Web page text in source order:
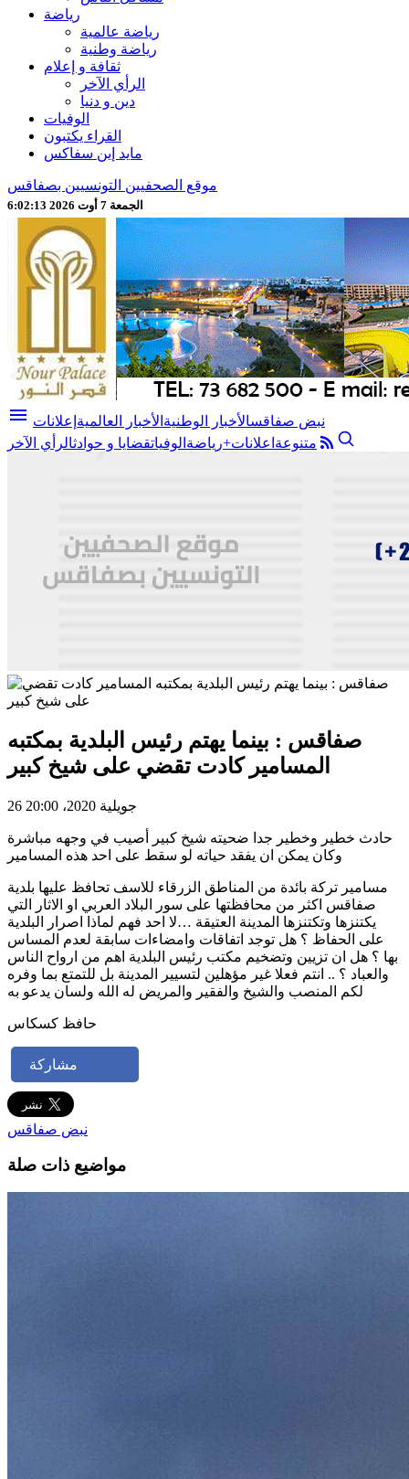
رياضة
رياضة عالمية
رياضة وطنية
ثقافة و إعلام
الرأي الآخر
دين و دنيا
الوفيات
القراء يكتبون
مايد إين سفاكس
موقع الصحفيين التونسيين بصفاقس
الجمعة 7 أوت 2026 6:02:15
menu نبض صفاقسالأخبار الوطنية الأخبار العالمية إعلانات
متنوعة اعلانات+رياضة الوفياتقضايا و حوادثالرأي الآخر
صفاقس : بينما يهتم رئيس البلدية بمكتبه
المسامير كادت تقضي على شيخ كبير
26 جويلية 2020، 20:00
حادث خطير وخطير جدا ضحيته شيخ كبير أصيب في وجهه مباشرة
وكان يمكن ان يفقد حياته لو سقط على احد هذه المسامير
مسامير تركة بائدة من المناطق الزرقاء للاسف تحافظ عليها بلدية
صفاقس اكثر من محافظتها على سور البلاد العربي او الاثار التي
يكتنزها وتكتنزها المدينة العتيقة …لا احد فهم لماذا اصرار البلدية
على الحفاظ ؟ هل توجد اتفاقات وامضاءات سابقة لعدم المساس
بها ؟ هل ان تزيين وتضخيم مكتب رئيس البلدية اهم من ارواح الناس
والعباد ؟ .. انتم فعلا غير مؤهلين لتسيير المدينة بل للتمتع بما وفره
لكم المنصب والشيخ والفقير والمريض له الله ولسان يدعو به
حافظ كسكاس
مشاركة
نبض صفاقس
مواضيع ذات صلة